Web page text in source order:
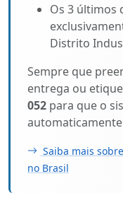
Os 3 últimos
Distrito
Sempre que
entrega ou
052 para que o
Saiba mais
no Brasil